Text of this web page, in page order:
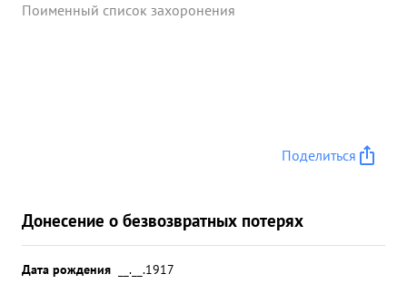
Поименный список захоронения
Поделиться
Донесение о безвозвратных потерях
Дата рождения
__.__.1917